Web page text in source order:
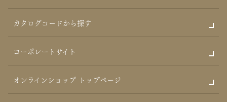
カタログコードから探す
コーポレートサイト
オンラインショップ トップページ